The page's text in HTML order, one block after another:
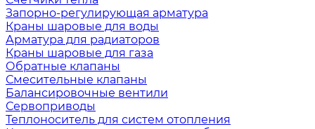
Запорно-регулирующая арматура
Краны шаровые для воды
Арматура для радиаторов
Краны шаровые для газа
Обратные клапаны
Смесительные клапаны
Балансировочные вентили
Сервоприводы
Теплоноситель для систем отопления